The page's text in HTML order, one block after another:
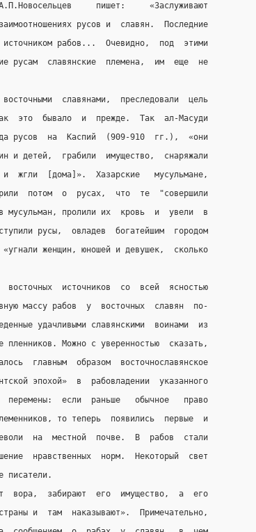
пишет:     «Заслуживают
русов и  славян.  Последние
источником рабов...  Очевидно,  под  этими
русам  славянские  племена,  им  еще  не
славянами,  преследовали  цель
это  бывало  и  прежде.  Так  ал-Масуди
русов  на  Каспий  (909-910  гг.),  «они
и детей,  грабили  имущество,  снаряжали
и  жгли  [дома]».  Хазарские   мусульмане,
потом  о  русах,  что  те  "совершили
мусульман, пролили их  кровь  и  увели  в
русы,  овладев  богатейшим  городом
женщин, юношей и девушек,  сколько
источников  со  всей  ясностью
массу рабов  у  восточных  славян  по-
удачливыми славянскими  воинами  из
пленников. Можно с уверенностью  сказать,
главным  образом  восточнославянское
эпохой»  в  рабовладении  указанного
перемены:  если  раньше   обычное   право
то теперь  появились  первые  и
на  местной  почве.  В  рабов  стали
нравственных  норм.  Некоторый  свет
писатели.
вора,  забирают  его  имущество,  а  его
и  там  наказывают».  Примечательно,